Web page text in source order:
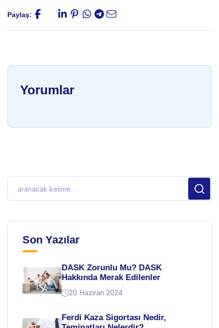
Paylaş:
Yorumlar
Son Yazılar
DASK Zorunlu Mu? DASK
Hakkında Merak Edilenler
20 Haziran 2024
Ferdi Kaza Sigortası Nedir,